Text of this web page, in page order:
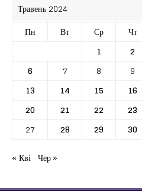
Травень 2024
Пн
Вт Ср Чт
1
2
6
7 8 9
13
14 15 16
20
21 22 23
27
28 29 30
« Кві Чер »